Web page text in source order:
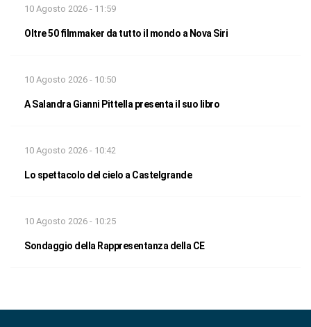
10 Agosto 2026 - 11:59
Oltre 50 filmmaker da tutto il mondo a Nova Siri
10 Agosto 2026 - 10:50
A Salandra Gianni Pittella presenta il suo libro
10 Agosto 2026 - 10:42
Lo spettacolo del cielo a Castelgrande
10 Agosto 2026 - 10:25
Sondaggio della Rappresentanza della CE